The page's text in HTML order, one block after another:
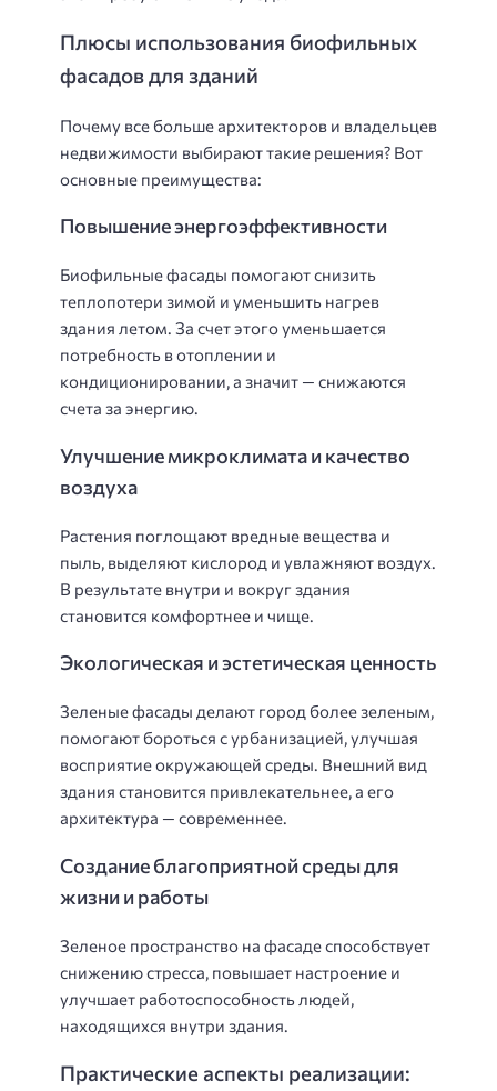
Плюсы использования биофильных
фасадов для зданий
Почему все больше архитекторов и владельцев
недвижимости выбирают такие решения? Вот
основные преимущества:
Повышение энергоэффективности
Биофильные фасады помогают снизить
теплопотери зимой и уменьшить нагрев
здания летом. За счет этого уменьшается
потребность в отоплении и
кондиционировании, а значит — снижаются
счета за энергию.
Улучшение микроклимата и качество
воздуха
Растения поглощают вредные вещества и
пыль, выделяют кислород и увлажняют воздух.
В результате внутри и вокруг здания
становится комфортнее и чище.
Экологическая и эстетическая ценность
Зеленые фасады делают город более зеленым,
помогают бороться с урбанизацией, улучшая
восприятие окружающей среды. Внешний вид
здания становится привлекательнее, а его
архитектура — современнее.
Создание благоприятной среды для
жизни и работы
Зеленое пространство на фасаде способствует
снижению стресса, повышает настроение и
улучшает работоспособность людей,
находящихся внутри здания.
Практические аспекты реализации: